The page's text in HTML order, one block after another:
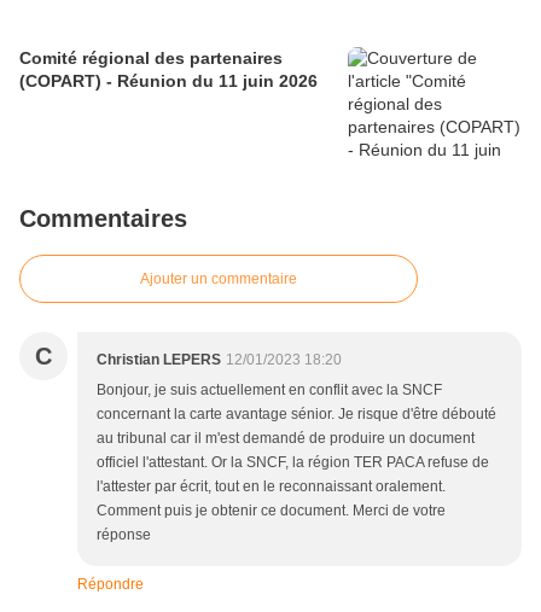
Comité régional des partenaires
(COPART) - Réunion du 11 juin 2026
Commentaires
Ajouter un commentaire
C Christian LEPERS 12/01/2023 18:20
Bonjour, je suis actuellement en conflit avec la SNCF
concernant la carte avantage sénior. Je risque d'être débouté
au tribunal car il m'est demandé de produire un document
officiel l'attestant. Or la SNCF, la région TER PACA refuse de
l'attester par écrit, tout en le reconnaissant oralement.
Comment puis je obtenir ce document. Merci de votre
réponse
Répondre